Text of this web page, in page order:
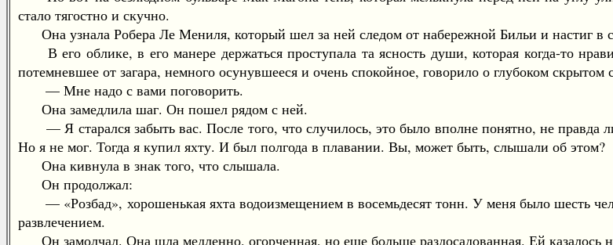
стало тягостно и скучно.
Она узнала Робера Ле Мениля, который шел за ней следом от набережной Бильи и настиг в
В его облике, в его манере держаться проступала та ясность души, которая когда-то
потемневшее от загара, немного осунувшееся и очень спокойное, говорило о глубоком скрытом
— Мне надо с вами поговорить.
Она замедлила шаг. Он пошел рядом с ней.
— Я старался забыть вас. После того, что случилось, это было вполне понятно, не правда
Но я не мог. Тогда я купил яхту. И был полгода в плавании. Вы, может быть, слышали об этом?
Она кивнула в знак того, что слышала.
Он продолжал:
— «Розбад», хорошенькая яхта водоизмещением в восемьдесят тонн. У меня было шесть
развлечением.
Он замолчал. Она шла медленно, огорченная, но еще больше раздосадованная. Ей